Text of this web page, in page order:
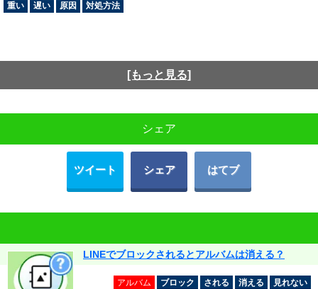
重い
遅い 原因 対処方法
[もっと見る]
シェア
ツイート シェア はてブ
LINEでブロックされるとアルバムは消える？
アルバム ブロック される 消える 見れない